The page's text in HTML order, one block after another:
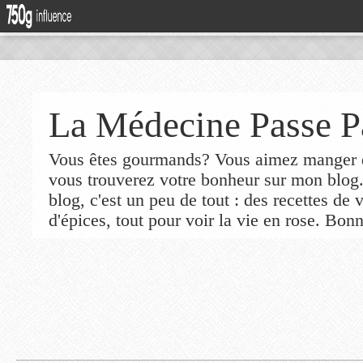
La Médecine Passe
Vous êtes gourmands? Vous aimez
vous trouverez votre bonheur sur mon
blog, c'est un peu de tout : des recettes de
d'épices, tout pour voir la vie en rose.